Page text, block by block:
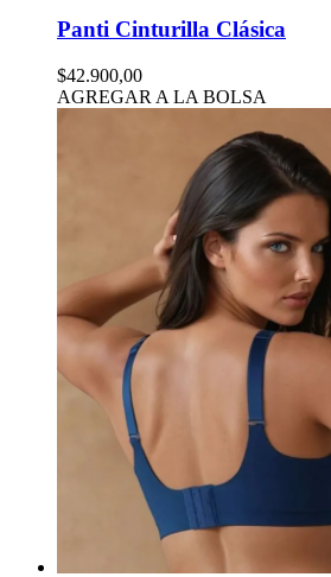
Panti Cinturilla Clásica
$42.900,00
AGREGAR A LA BOLSA